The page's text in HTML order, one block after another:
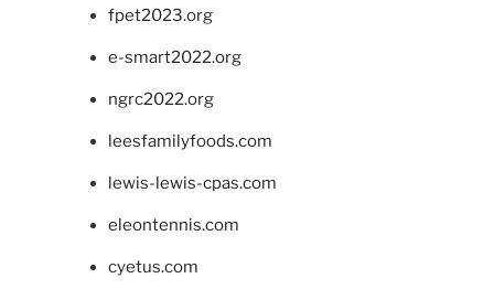
fpet2023.org
e-smart2022.org
ngrc2022.org
leesfamilyfoods.com
lewis-lewis-cpas.com
eleontennis.com
cyetus.com